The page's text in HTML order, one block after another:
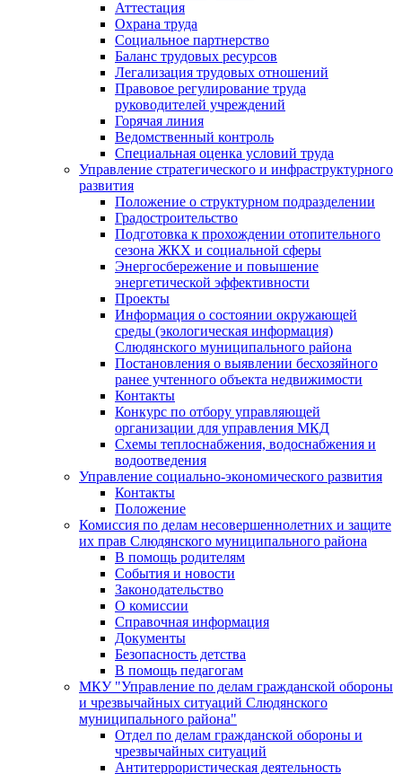
Аттестация
Охрана труда
Социальное партнерство
Баланс трудовых ресурсов
Легализация трудовых отношений
Правовое регулирование труда
руководителей учреждений
Горячая линия
Ведомственный контроль
Специальная оценка условий труда
Управление стратегического и инфраструктурного
развития
Положение о структурном подразделении
Градостроительство
Подготовка к прохождении отопительного
сезона ЖКХ и социальной сферы
Энергосбережение и повышение
энергетической эффективности
Проекты
Информация о состоянии окружающей
среды (экологическая информация)
Слюдянского муниципального района
Постановления о выявлении бесхозяйного
ранее учтенного объекта недвижимости
Контакты
Конкурс по отбору управляющей
организации для управления МКД
Схемы теплоснабжения, водоснабжения и
водоотведения
Управление социально-экономического развития
Контакты
Положение
Комиссия по делам несовершеннолетних и защите
их прав Слюдянского муниципального района
В помощь родителям
События и новости
Законодательство
О комиссии
Справочная информация
Документы
Безопасность детства
В помощь педагогам
МКУ "Управление по делам гражданской обороны
и чрезвычайных ситуаций Слюдянского
муниципального района"
Отдел по делам гражданской обороны и
чрезвычайных ситуаций
Антитеррористическая деятельность